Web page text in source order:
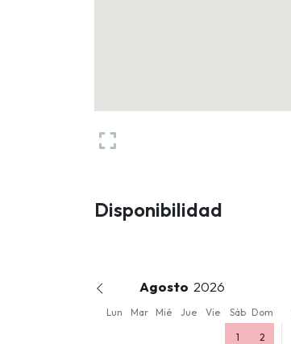
Disponibilidad
Agosto
Lun Mar Mié Jue Vie Sáb Dom
1 2